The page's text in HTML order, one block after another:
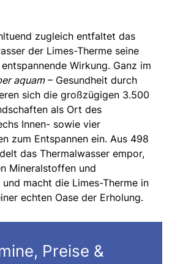
zugleich entfaltet das
der Limes-Therme seine
Wirkung. Ganz im
aquam– Gesundheit durch
sich die großzügigen 3.500
als Ort des
Innen- sowie vier
zum Entspannen ein. Aus 498
das Thermalwasser empor,
Mineralstoffen und
und macht die Limes-Therme in
echten Oase der Erholung.
Preise &